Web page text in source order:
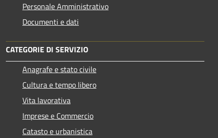
Personale Amministrativo
Documenti e dati
CATEGORIE DI SERVIZIO
Anagrafe e stato civile
Cultura e tempo libero
Vita lavorativa
Imprese e Commercio
Catasto e urbanistica